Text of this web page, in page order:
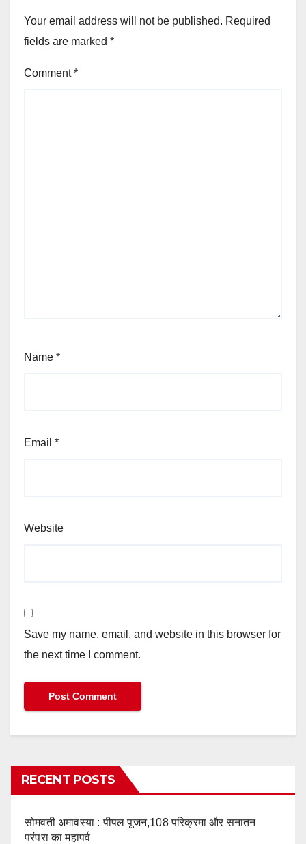
Your email address will not be published. Required
fields are marked *
Comment*
Name *
Email *
Website
Save my name, email, and website in this browser for
the next time I comment.
RECENT POSTS
सोमवती अमावस्या : पीपल पूजन,108 परिक्रमा और सनातन
परंपरा का महापर्व